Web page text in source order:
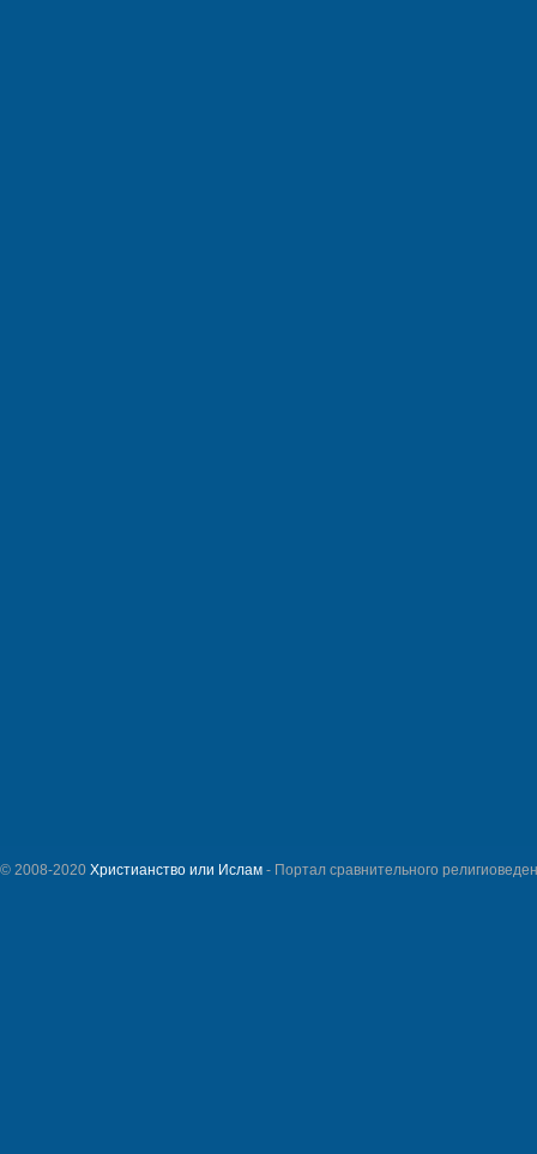
© 2008-2020 Христианство или Ислам - Портал сравнительного